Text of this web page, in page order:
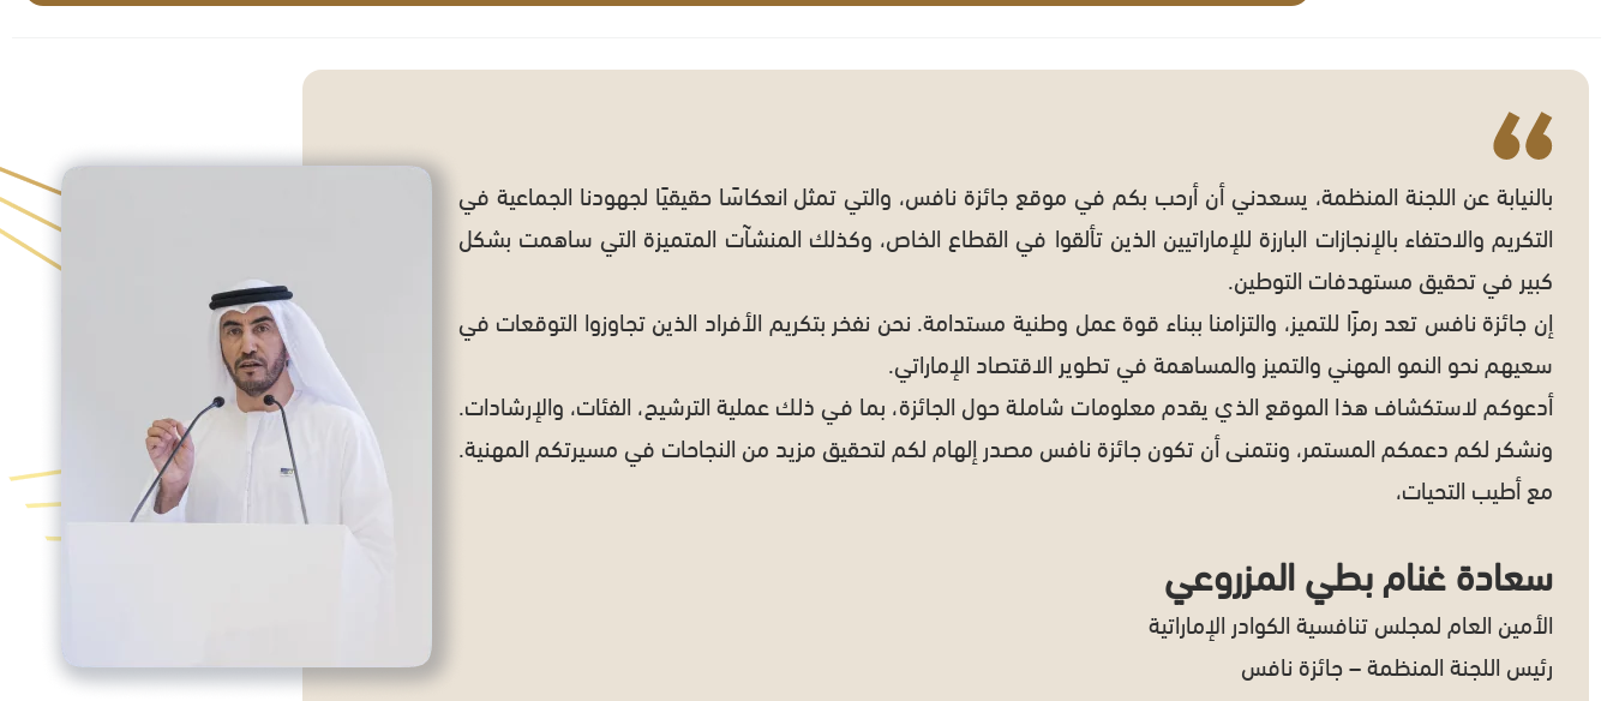
بالنيابة عن اللجنة المنظمة، يسعدني أن أرحب بكم في موقع جائزة نافس، والتي تمثل انعكاسًا حقيقيًا لجهودنا الجماعية في
التكريم والاحتفاء بالإنجازات البارزة للإماراتيين الذين تألقوا في القطاع الخاص، وكذلك المنشآت المتميزة التي ساهمت بشكل
كبير في تحقيق مستهدفات التوطين.
إن جائزة نافس تعد رمزًا للتميز، والتزامنا ببناء قوة عمل وطنية مستدامة. نحن نفخر بتكريم الأفراد الذين تجاوزوا التوقعات في
سعيهم نحو النمو المهني والتميز والمساهمة في تطوير الاقتصاد الإماراتي.
أدعوكم لاستكشاف هذا الموقع الذي يقدم معلومات شاملة حول الجائزة، بما في ذلك عملية الترشيح، الفئات، والإرشادات.
ونشكر لكم دعمكم المستمر، ونتمنى أن تكون جائزة نافس مصدر إلهام لكم لتحقيق مزيد من النجاحات في مسيرتكم المهنية.
مع أطيب التحيات،
سعادة غنام بطي المزروعي
الأمين العام لمجلس تنافسية الكوادر الإماراتية
رئيس اللجنة المنظمة – جائزة نافس